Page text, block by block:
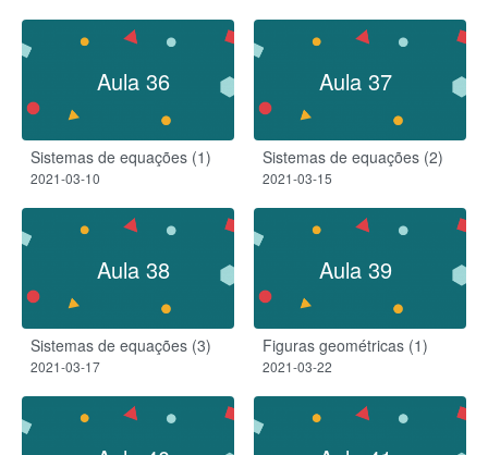
Aula 36
Sistemas de equações (1)
2021-03-10
Aula 37
Sistemas de equações (2)
2021-03-15
Aula 38
Sistemas de equações (3)
2021-03-17
Aula 39
Figuras geométricas (1)
2021-03-22